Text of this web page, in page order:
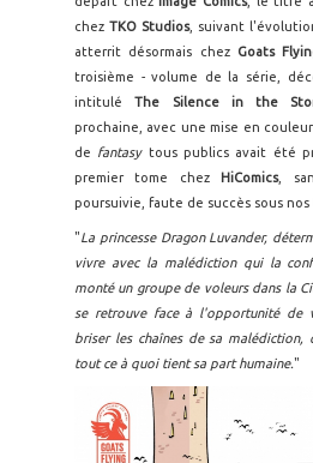
chez TKO Studios, suivant
atterrit désormais chez Goats
troisième - volume de la série,
intituléThe Silence in the
prochaine, avec une mise en
de fantasy tous publics avait été
premier tome chez
HiComics,
poursuivie, faute de succès sous nos
"La princesse Dragon Luvander,
vivre avec la malédiction qui la
monté un groupe de voleurs dans la
se retrouve face à l'opportunité de
briser les chaînes de sa
tout ce à quoi tient sa part humaine."